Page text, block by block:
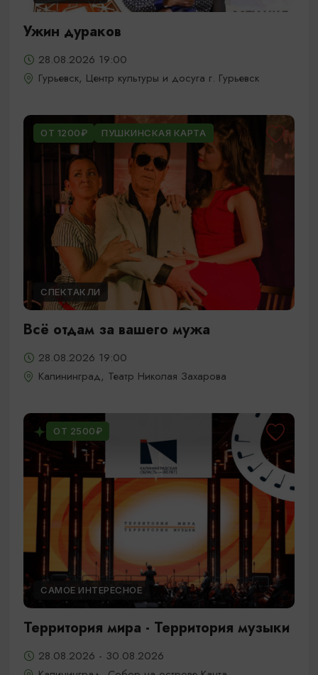
Ужин дураков
28.08.2026 19:00
Гурьевск, Центр культуры и досуга г. Гурьевск
ОТ 1200₽ ПУШКИНСКАЯ КАРТА
СПЕКТАКЛИ
Всё отдам за вашего мужа
28.08.2026 19:00
Калининград, Театр Николая Захарова
ОТ 2500₽
САМОЕ ИНТЕРЕСНОЕ
Территория мира - Территория музыки
28.08.2026 - 30.08.2026